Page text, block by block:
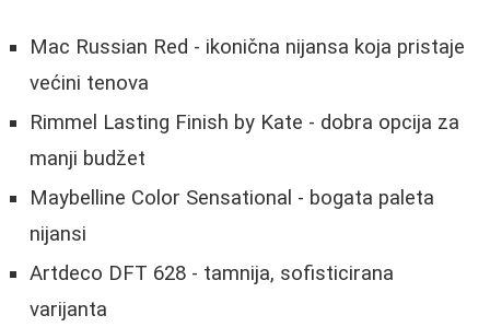
Mac Russian Red - ikonična nijansa koja pristaje
većini tenova
Rimmel Lasting Finish by Kate - dobra opcija za
manji budžet
Maybelline Color Sensational - bogata paleta
nijansi
Artdeco DFT 628 - tamnija, sofisticirana
varijanta